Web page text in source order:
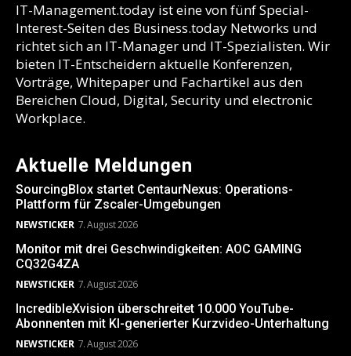
IT-Management.today ist eine von fünf Special-
Interest-Seiten des Business.today Networks und
richtet sich an IT-Manager und IT-Spezialisten. Wir
bieten IT-Entscheidern aktuelle Konferenzen,
Vorträge, Whitepaper und Fachartikel aus den
Bereichen Cloud, Digital, Security und electronic
Workplace.
Aktuelle Meldungen
SourcingBlox startet CentaurNexus: Operations-
Plattform für Zscaler-Umgebungen
NEWSTICKER 7. August 2026
Monitor mit drei Geschwindigkeiten: AOC GAMING
CQ32G4ZA
NEWSTICKER 7. August 2026
IncredibleXvision überschreitet 10.000 YouTube-
Abonnenten mit KI-generierter Kurzvideo-Unterhaltung
NEWSTICKER 7. August 2026